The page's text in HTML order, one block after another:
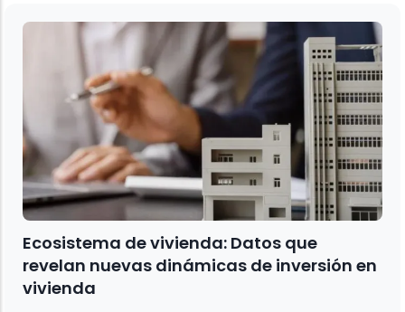
Ecosistema de vivienda: Datos que
revelan nuevas dinámicas de inversión en
vivienda